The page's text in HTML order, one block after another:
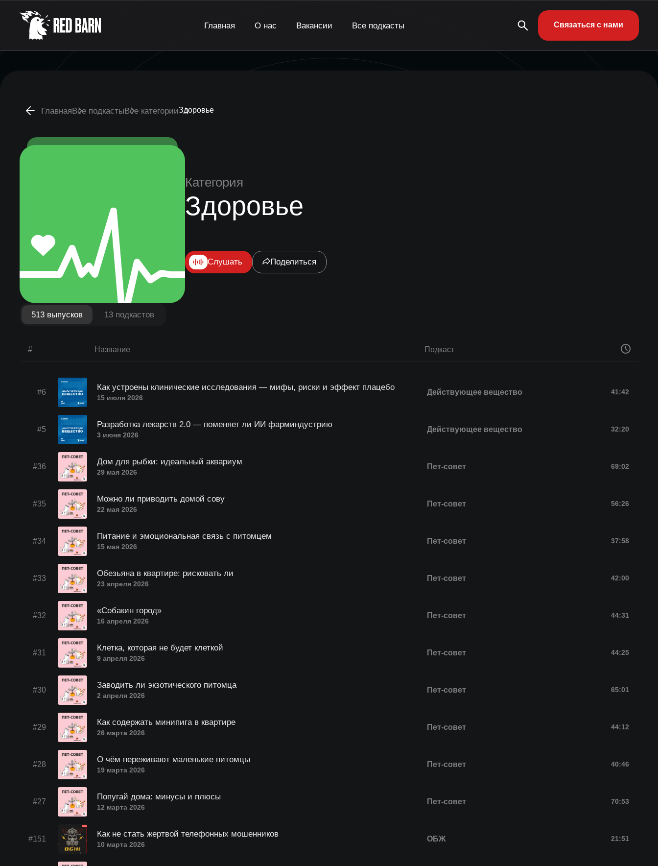
Главная О нас Вакансии Все подкасты Связаться с нами
ГлавнаяВсе подкастыВсе категорииЗдоровье
Категория
Здоровье
Слушать Поделиться
513 выпусков 13 подкастов
# Название Подкаст
#6
Как устроены клинические исследования — мифы, риски и эффект плацебо
15 июля 2026
Действующее вещество 41:42
#5
Разработка лекарств 2.0 — поменяет ли ИИ фарминдустрию
3 июня 2026
Действующее вещество 32:20
#36
Дом для рыбки: идеальный аквариум
29 мая 2026
Пет-совет 69:02
#35
Можно ли приводить домой сову
22 мая 2026
Пет-совет 56:26
#34
Питание и эмоциональная связь с питомцем
15 мая 2026
Пет-совет 37:58
#33
Обезьяна в квартире: рисковать ли
23 апреля 2026
Пет-совет 42:00
#32
«Собакин город»
16 апреля 2026
Пет-совет 44:31
#31
Клетка, которая не будет клеткой
9 апреля 2026
Пет-совет 44:25
#30
Заводить ли экзотического питомца
2 апреля 2026
Пет-совет 65:01
#29
Как содержать минипига в квартире
26 марта 2026
Пет-совет 44:12
#28
О чём переживают маленькие питомцы
19 марта 2026
Пет-совет 40:46
#27
Попугай дома: минусы и плюсы
12 марта 2026
Пет-совет 70:53
#151
Как не стать жертвой телефонных мошенников
10 марта 2026
ОБЖ 21:51